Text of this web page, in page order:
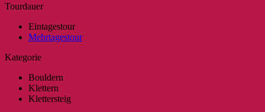
Tourdauer
Eintagestour
Mehrtagestour
Kategorie
Bouldern
Klettern
Klettersteig